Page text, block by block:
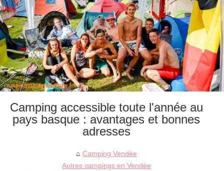
Camping accessible toute l'année au
pays basque : avantages et bonnes
adresses
Camping Vendée
Autres campings en Vendée